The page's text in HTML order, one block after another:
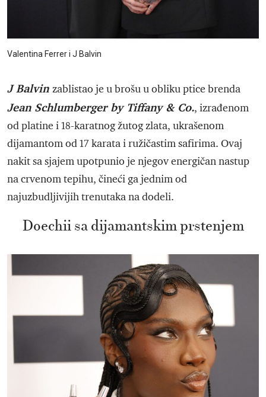
Valentina Ferrer i J Balvin
J Balvin zablistao je u brošu u obliku ptice brenda
Jean Schlumberger by Tiffany & Co., izrađenom
od platine i 18-karatnog žutog zlata, ukrašenom
dijamantom od 17 karata i ružičastim safirima. Ovaj
nakit sa sjajem upotpunio je njegov energičan nastup
na crvenom tepihu, čineći ga jednim od
najuzbudljivijih trenutaka na dodeli.
Doechii sa dijamantskim prstenjem